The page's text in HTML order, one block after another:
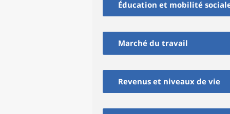
Éducation et mobilité
Marché du travail
Revenus et niveaux de vie